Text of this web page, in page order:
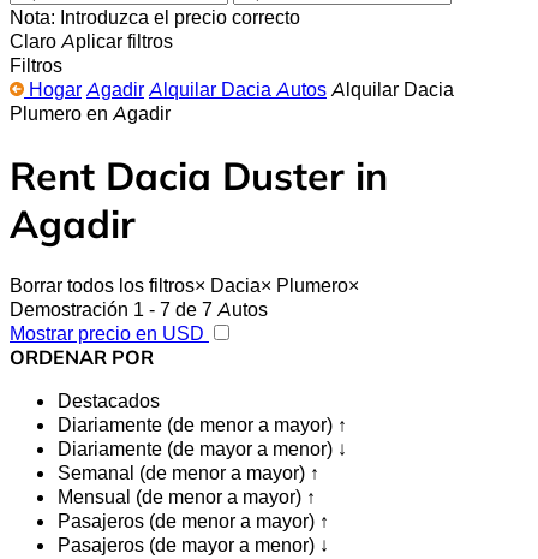
Nota: Introduzca el precio correcto
Claro Aplicar filtros
Filtros
Hogar Agadir Alquilar Dacia Autos Alquilar Dacia
Plumero en Agadir
Rent Dacia Duster in
Agadir
Borrar todos los filtros× Dacia× Plumero×
Demostración 1 - 7 de 7 Autos
Mostrar precio en USD
ORDENAR POR
Destacados
Diariamente (de menor a mayor) ↑
Diariamente (de mayor a menor) ↓
Semanal (de menor a mayor) ↑
Mensual (de menor a mayor) ↑
Pasajeros (de menor a mayor) ↑
Pasajeros (de mayor a menor) ↓